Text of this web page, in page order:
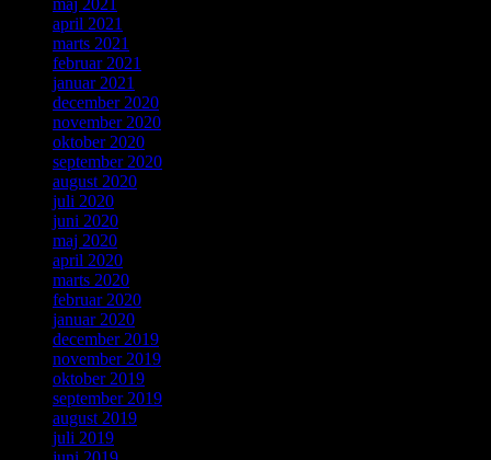
maj 2021
april 2021
marts 2021
februar 2021
januar 2021
december 2020
november 2020
oktober 2020
september 2020
august 2020
juli 2020
juni 2020
maj 2020
april 2020
marts 2020
februar 2020
januar 2020
december 2019
november 2019
oktober 2019
september 2019
august 2019
juli 2019